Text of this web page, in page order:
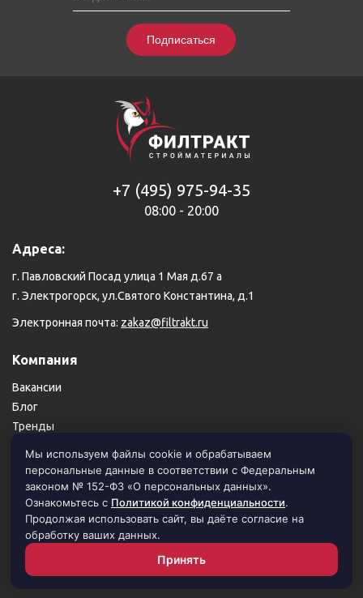
Подписаться
+7 (495) 975-94-35
08:00 - 20:00
Адреса:
г. Павловский Посад улица 1 Мая д.67 а
г. Электрогорск, ул.Святого Константина, д.1
Электронная почта: zakaz@filtrakt.ru
Компания
Вакансии
Блог
Тренды
Карта сайта
Пользовательское соглашение
Политика конфиденциальности
© 1999–2026 Филимоновский тракт. Все права защищены.
Мы используем файлы cookie и обрабатываем
персональные данные в соответствии с Федеральным
законом № 152-ФЗ «О персональных данных».
Ознакомьтесь с Политикой конфиденциальности.
Продолжая использовать сайт, вы даёте согласие на
обработку ваших данных.
Принять